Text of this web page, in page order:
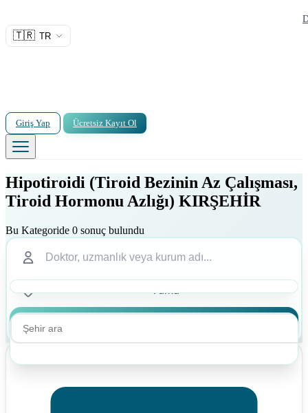
🇹🇷 TR
Giriş Yap Ücretsiz Kayıt Ol
Hipotiroidi (Tiroid Bezinin Az Çalışması,
Tiroid Hormonu Azlığı) KIRŞEHİR
Bu Kategoride 0 sonuç bulundu